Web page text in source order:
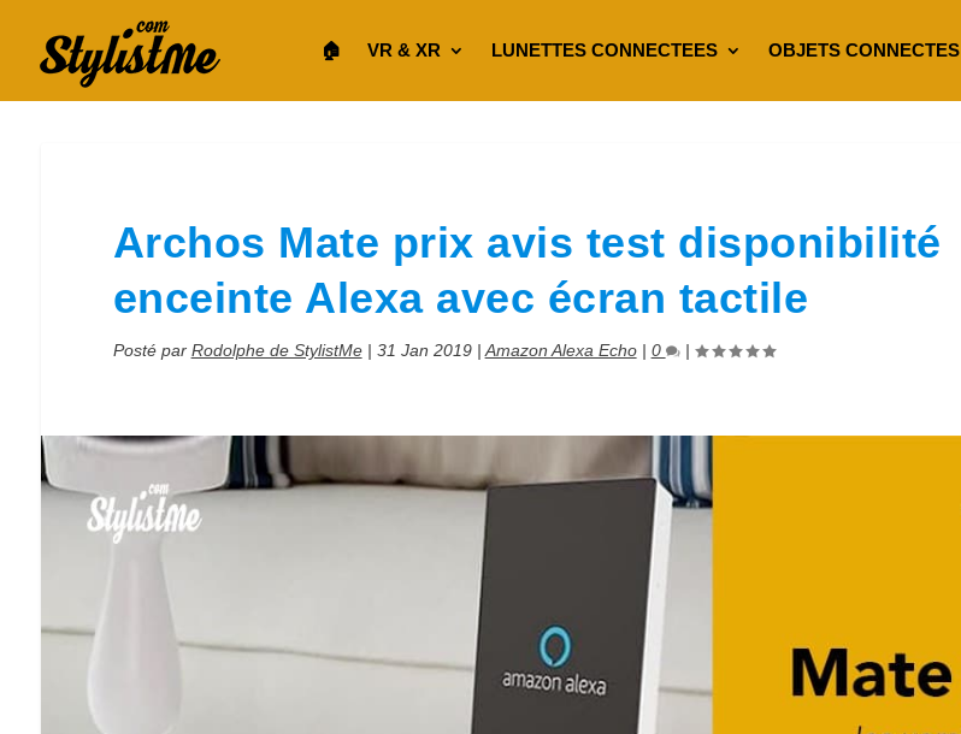
🏠︎ VR & XR LUNETTES CONNECTEES OBJETS CONNECTES
Archos Mate prix avis test disponibilité
enceinte Alexa avec écran tactile
Posté par Rodolphe de StylistMe| 31 Jan 2019| Amazon Alexa Echo| 0 |